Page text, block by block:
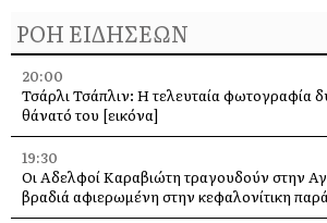
ΡΟΗ ΕΙΔΗΣΕΩΝ
20:00
Τσάρλι Τσάπλιν: Η τελευταία φωτογραφία
θάνατό του [εικόνα]
19:30
Οι Αδελφοί Καραβιώτη τραγουδούν στην
βραδιά αφιερωμένη στην κεφαλονίτικη